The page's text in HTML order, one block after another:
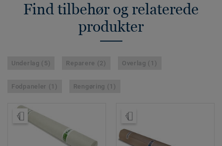
Find tilbehør og relaterede
produkter
Underlag (5) Reparere (2) Overlag (1)
Fodpaneler (1) Rengøring (1)
Bestil en prøve